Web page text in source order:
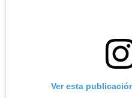
Ver esta